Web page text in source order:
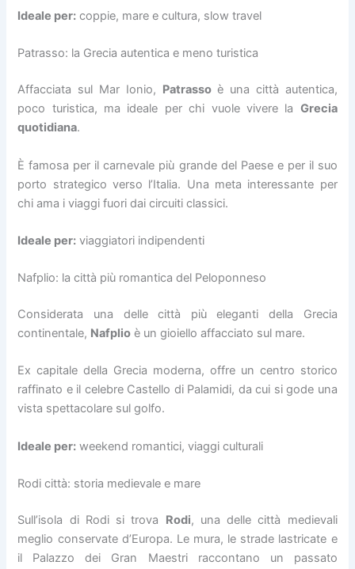
Ideale per: coppie, mare e cultura, slow travel
Patrasso: la Grecia autentica e meno turistica
Affacciata sul Mar Ionio, Patrassoè una città autentica,
poco turistica, ma ideale per chi vuole vivere la Grecia
quotidiana.
È famosa per il carnevale più grande del Paese e per il suo
porto strategico verso l’Italia. Una meta interessante per
chi ama i viaggi fuori dai circuiti classici.
Ideale per: viaggiatori indipendenti
Nafplio: la città più romantica del Peloponneso
Considerata una delle città più eleganti della Grecia
continentale, Nafplio è un gioiello affacciato sul mare.
Ex capitale della Grecia moderna, offre un centro storico
raffinato e il celebre Castello di Palamidi, da cui si gode una
vista spettacolare sul golfo.
Ideale per: weekend romantici, viaggi culturali
Rodi città: storia medievale e mare
Sull’isola di Rodi si trova Rodi, una delle città medievali
meglio conservate d’Europa. Le mura, le strade lastricate e
il Palazzo dei Gran Maestri raccontano un passato